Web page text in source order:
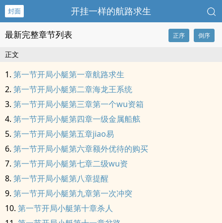
封面 开挂一样的航路求生
最新完整章节列表 正序 倒序
正文
第一节开局小艇第一章航路求生
第一节开局小艇第二章海龙王系统
第一节开局小艇第三章第一个wu资箱
第一节开局小艇第四章一级金属船舷
第一节开局小艇第五章jiao易
第一节开局小艇第六章额外优待的购买
第一节开局小艇第七章二级wu资
第一节开局小艇第八章提醒
第一节开局小艇第九章第一次冲突
第一节开局小艇第十章杀人